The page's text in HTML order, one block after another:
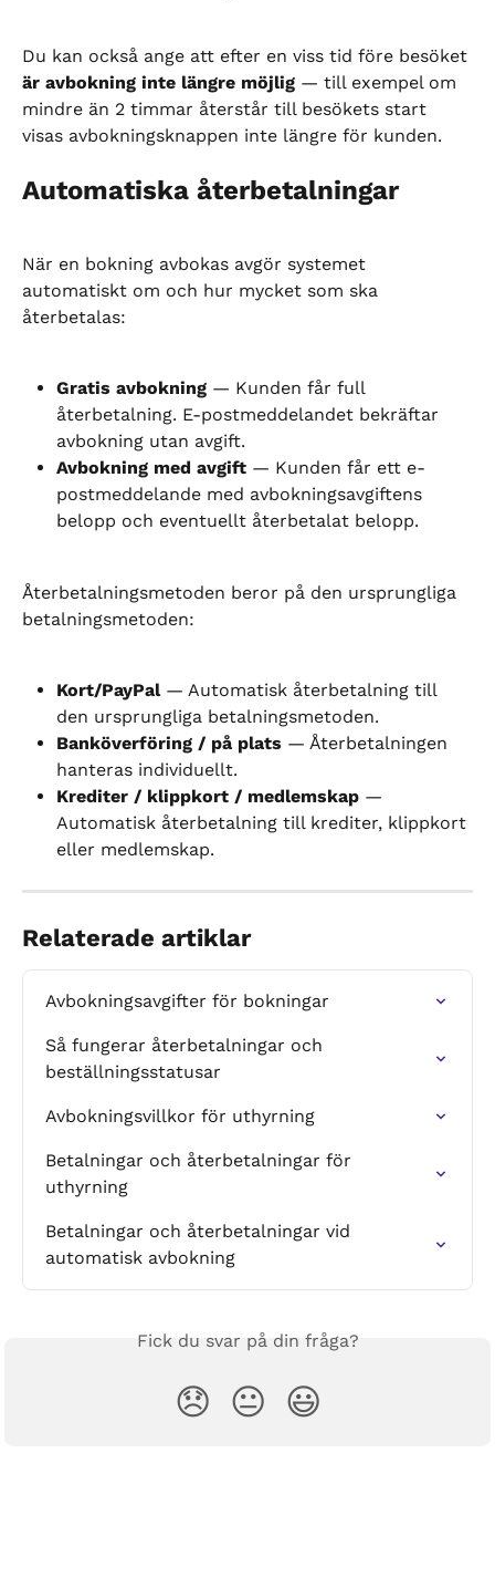
Du kan också ange att efter en viss tid före besöket
är avbokning inte längre möjlig — till exempel om
mindre än 2 timmar återstår till besökets start
visas avbokningsknappen inte längre för kunden.
Automatiska återbetalningar
När en bokning avbokas avgör systemet
automatiskt om och hur mycket som ska
återbetalas:
Gratis avbokning — Kunden får full
återbetalning. E-postmeddelandet bekräftar
avbokning utan avgift.
Avbokning med avgift — Kunden får ett e-
postmeddelande med avbokningsavgiftens
belopp och eventuellt återbetalat belopp.
Återbetalningsmetoden beror på den ursprungliga
betalningsmetoden:
Kort/PayPal — Automatisk återbetalning till
den ursprungliga betalningsmetoden.
Banköverföring / på plats — Återbetalningen
hanteras individuellt.
Krediter / klippkort / medlemskap —
Automatisk återbetalning till krediter, klippkort
eller medlemskap.
Relaterade artiklar
Avbokningsavgifter för bokningar
Så fungerar återbetalningar och
beställningsstatusar
Avbokningsvillkor för uthyrning
Betalningar och återbetalningar för
uthyrning
Betalningar och återbetalningar vid
automatisk avbokning
Fick du svar på din fråga?
😞 😐 😃